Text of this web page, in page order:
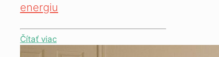
energiu
Čítať viac